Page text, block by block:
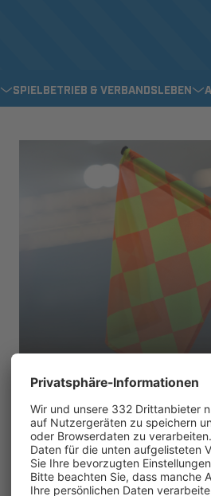
SPIELBETRIEB & VERBANDSLEBEN
404 –
WOHL INS